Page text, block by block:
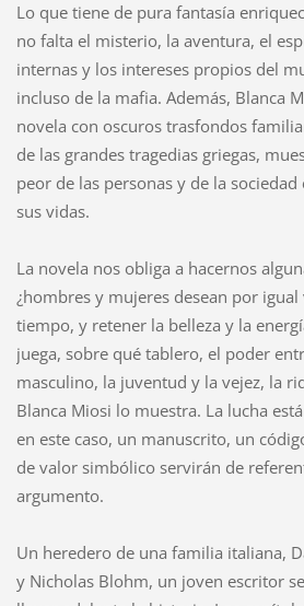
Lo que tiene de pura fantasía
no falta el misterio, la aventura, el
internas y los intereses propios del
incluso de la mafia. Además, Blanca
novela con oscuros trasfondos
de las grandes tragedias griegas,
peor de las personas y de la
sus vidas.
La novela nos obliga a hacernos
¿hombres y mujeres desean por igual
tiempo, y retener la belleza y la
juega, sobre qué tablero, el poder
masculino, la juventud y la vejez, la
Blanca Miosi lo muestra. La lucha
en este caso, un manuscrito, un
de valor simbólico servirán de
argumento.
Un heredero de una familia italiana,
y Nicholas Blohm, un joven escritor